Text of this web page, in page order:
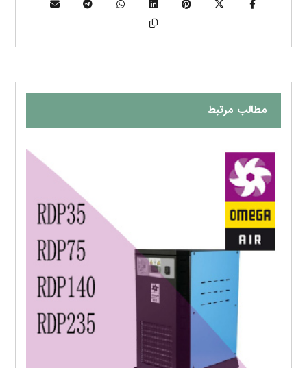
مطالب مرتبط